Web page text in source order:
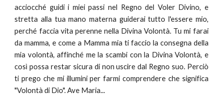
acciocché guidi i miei passi nel Regno del Voler Divino, e
stretta alla tua mano materna guiderai tutto l'essere mio,
perché faccia vita perenne nella Divina Volontà. Tu mi farai
da mamma, e come a Mamma mia ti faccio la consegna della
mia volontà, affinché me la scambi con la Divina Volontà, e
così possa restar sicura di non uscire dal Regno suo. Perciò
ti prego che mi illumini per farmi comprendere che significa
"Volontà di Dio". Ave Maria...